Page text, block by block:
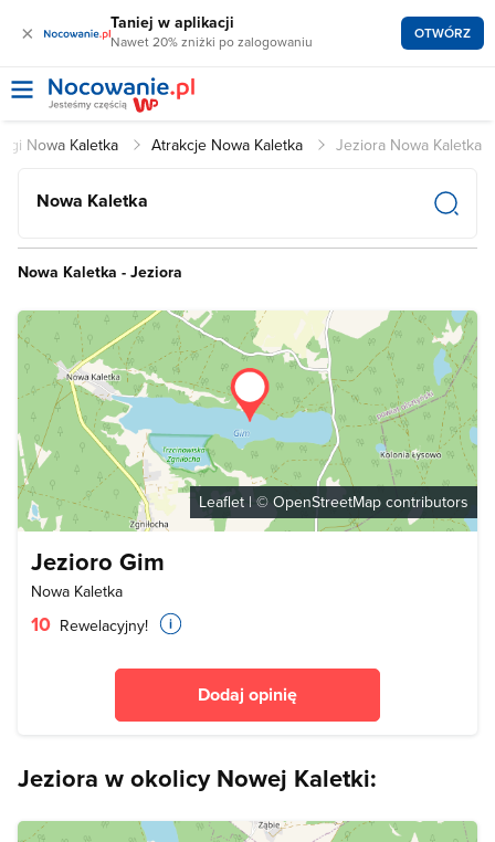
× Taniej w aplikacji
Nawet 20% zniżki po zalogowaniu OTWÓRZ
Nowa Kaletka Atrakcje Nowa Kaletka Jeziora Nowa Kaletka
Nowa Kaletka
Nowa Kaletka - Jeziora
Leaflet | © OpenStreetMap contributors
Jezioro Gim
Nowa Kaletka
10 Rewelacyjny!
Dodaj opinię
Jeziora w okolicy Nowej Kaletki: